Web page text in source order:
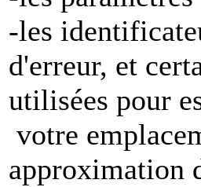
-les
d'erreur, et
utilisées pour
votre
approximation